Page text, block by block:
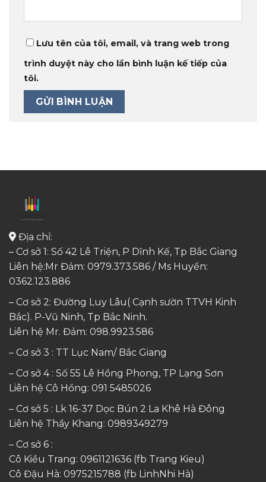
Lưu tên của tôi, email, và trang web trong
trình duyệt này cho lần bình luận kế tiếp của
tôi.
Địa chỉ:
– Cơ sở 1: Số 42 Lê Triện, P Dĩnh Kế, Tp Bắc Giang
Liên hệ:Mr Đảm: 0979.373.586 / Ms Huyền:
0362.123.886
– Cơ sở 2: Đường Luy Lâu( Cạnh sườn TTVH Kinh
Bắc). P-Vũ Ninh, Tp Bắc Ninh.
Liên hệ Mr. Đảm: 098.9923.586
– Cơ sở 3 : TT Lục Nam/ Bắc Giang
– Cơ sở 4 : Số 55 Lê Hồng Phong, TP Lạng Sơn
Liên hệ Cô Hồng: 091 5485026
– Cơ sở 5 : Lk 16-37 Dọc Bún 2 La Khê Hà Đông
Liên hệ Thầy Khang: 0989349279
– Cơ sở 6 :
Cô Kiều Trang: 0961121636 (fb Trang Kieu)
Cô Đậu Hà: 0975215788 (fb LinhNhi Hà)